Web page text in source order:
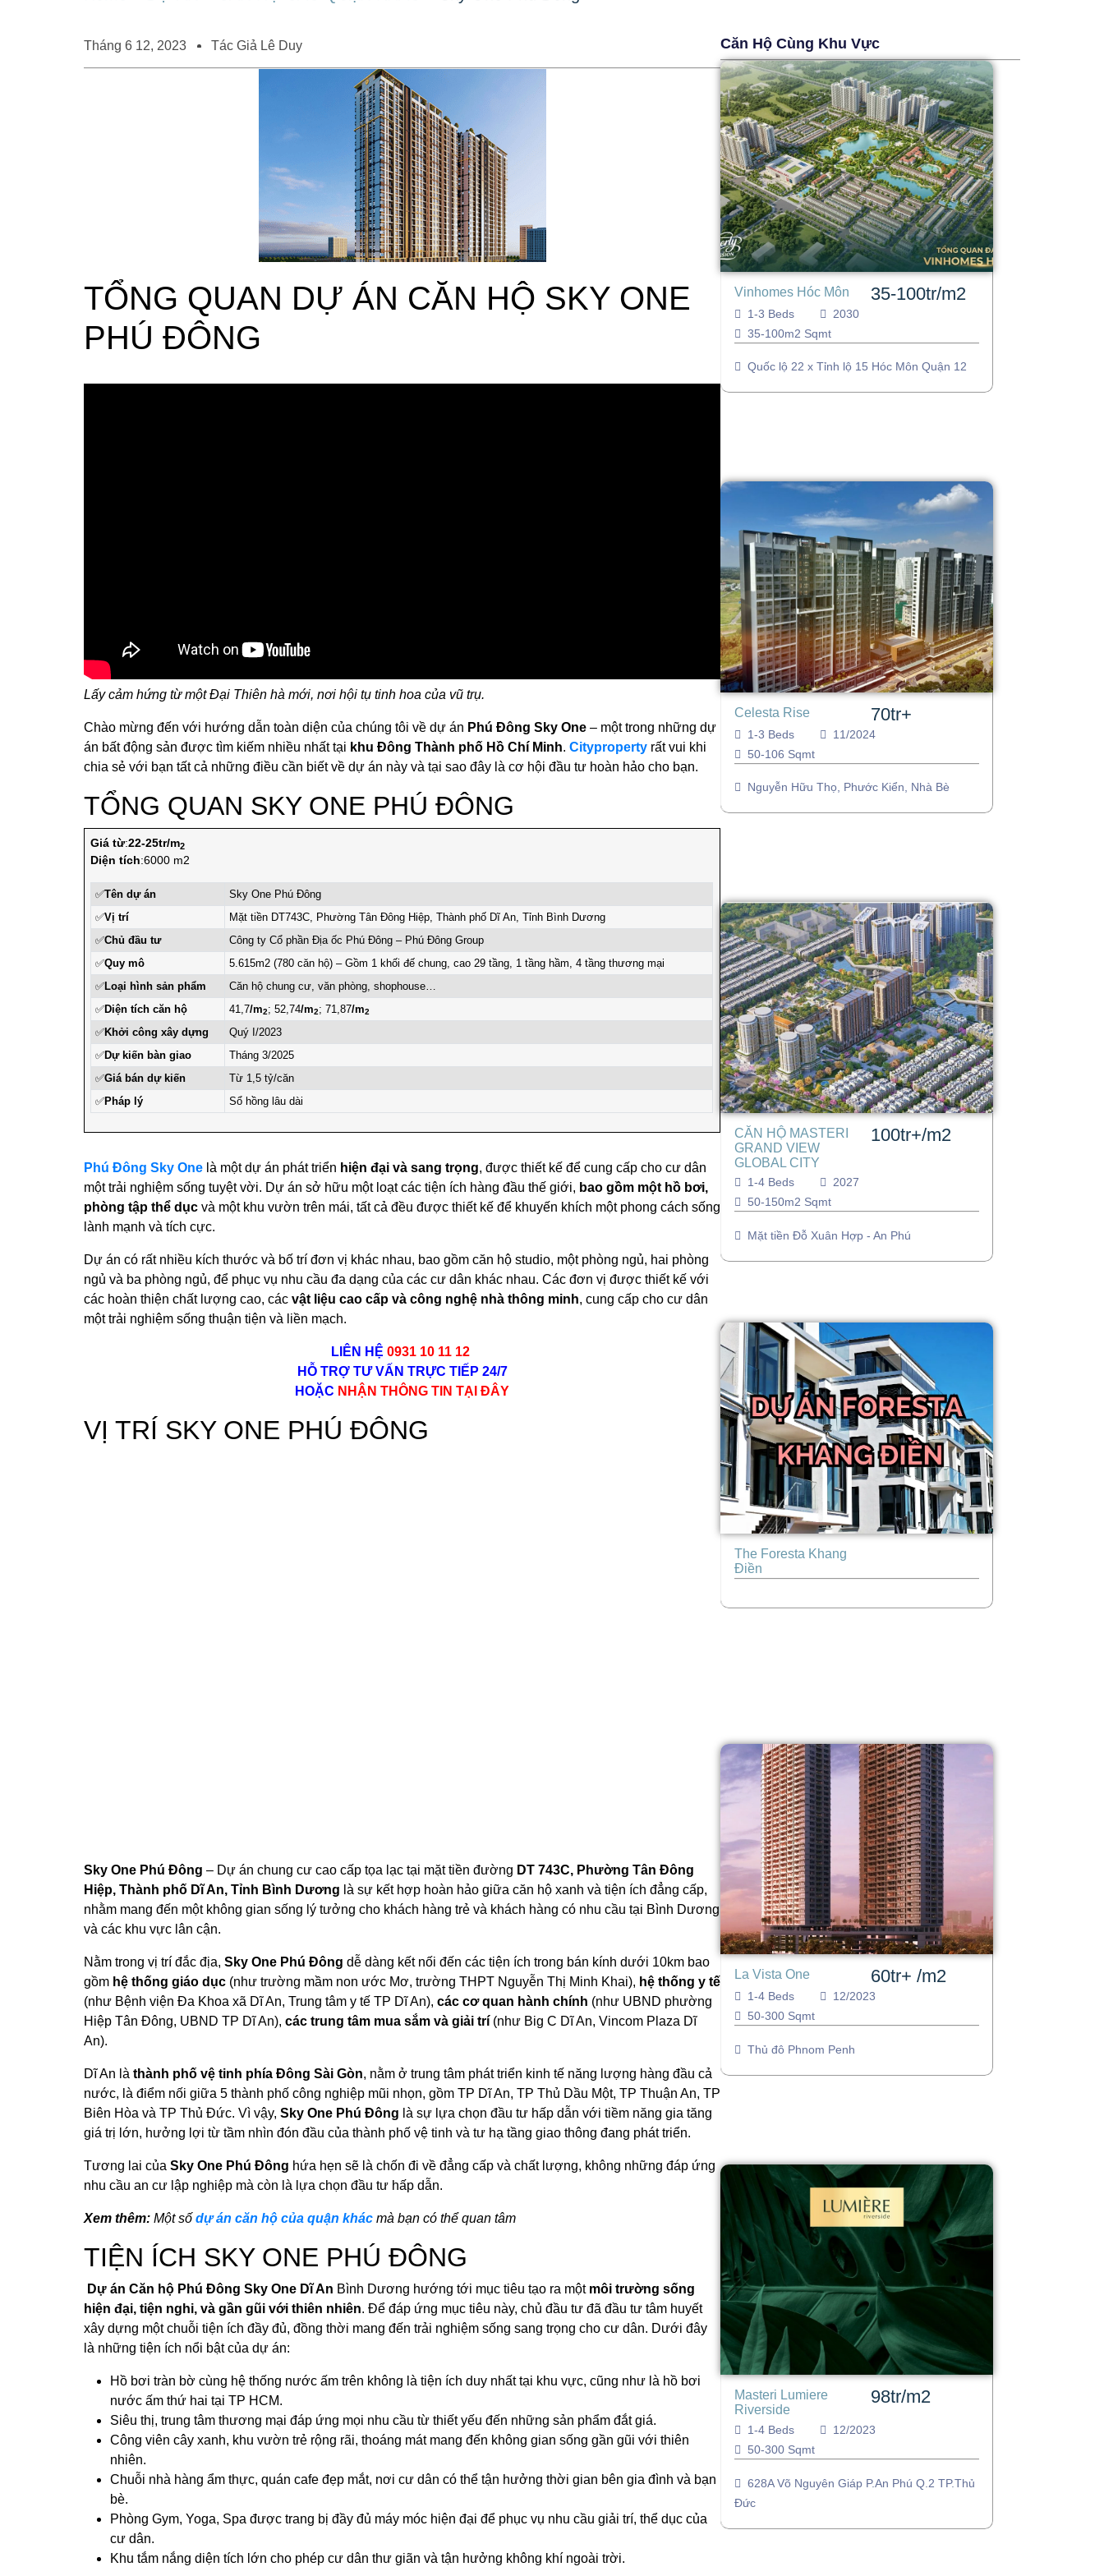
Tháng 6 12, 2023 Tác Giả Lê Duy
TỔNG QUAN DỰ ÁN CĂN HỘ SKY ONE
PHÚ ĐÔNG
Lấy cảm hứng từ một Đại Thiên hà mới, nơi hội tụ tinh hoa của vũ trụ.
Chào mừng đến với hướng dẫn toàn diện của chúng tôi về dự án Phú Đông Sky One – một trong những dự
án bất động sản được tìm kiếm nhiều nhất tại khu Đông Thành phố Hồ Chí Minh. Cityproperty rất vui khi
chia sẻ với bạn tất cả những điều cần biết về dự án này và tại sao đây là cơ hội đầu tư hoàn hảo cho bạn.
TỔNG QUAN SKY ONE PHÚ ĐÔNG
Giá từ:22-25tr/m2
Diện tích:6000 m2
✅Tên dự án
Sky One Phú Đông
✅Vị trí
Mặt tiền DT743C, Phường Tân Đông Hiệp, Thành phố Dĩ An, Tỉnh Bình Dương
✅Chủ đầu tư
Công ty Cổ phần Địa ốc Phú Đông – Phú Đông Group
✅Quy mô
5.615m2 (780 căn hộ) – Gồm 1 khối đế chung, cao 29 tầng, 1 tầng hầm, 4 tầng thương mại
✅Loại hình sản phẩm
Căn hộ chung cư, văn phòng, shophouse…
✅Diện tích căn hộ 41,7/m2; 52,74/m2; 71,87/m2
✅Khởi công xây dựng
Quý I/2023
✅Dự kiến bàn giao
Tháng 3/2025
✅Giá bán dự kiến
Từ 1,5 tỷ/căn
✅Pháp lý Sổ hồng lâu dài
Phú Đông Sky One là một dự án phát triển hiện đại và sang trọng, được thiết kế để cung cấp cho cư dân
một trải nghiệm sống tuyệt vời. Dự án sở hữu một loạt các tiện ích hàng đầu thế giới, bao gồm một hồ bơi,
phòng tập thể dục và một khu vườn trên mái, tất cả đều được thiết kế để khuyến khích một phong cách sống
lành mạnh và tích cực.
Dự án có rất nhiều kích thước và bố trí đơn vị khác nhau, bao gồm căn hộ studio, một phòng ngủ, hai phòng
ngủ và ba phòng ngủ, để phục vụ nhu cầu đa dạng của các cư dân khác nhau. Các đơn vị được thiết kế với
các hoàn thiện chất lượng cao, các vật liệu cao cấp và công nghệ nhà thông minh, cung cấp cho cư dân
một trải nghiệm sống thuận tiện và liền mạch.
LIÊN HỆ 0931 10 11 12
HỖ TRỢ TƯ VẤN TRỰC TIẾP 24/7
HOẶC NHẬN THÔNG TIN TẠI ĐÂY
VỊ TRÍ SKY ONE PHÚ ĐÔNG
Sky One Phú Đông – Dự án chung cư cao cấp tọa lạc tại mặt tiền đường DT 743C, Phường Tân Đông
Hiệp, Thành phố Dĩ An, Tỉnh Bình Dương là sự kết hợp hoàn hảo giữa căn hộ xanh và tiện ích đẳng cấp,
nhằm mang đến một không gian sống lý tưởng cho khách hàng trẻ và khách hàng có nhu cầu tại Bình Dương
và các khu vực lân cận.
Nằm trong vị trí đắc địa, Sky One Phú Đông dễ dàng kết nối đến các tiện ích trong bán kính dưới 10km bao
gồm hệ thống giáo dục (như trường mầm non ước Mơ, trường THPT Nguyễn Thị Minh Khai), hệ thống y tế
(như Bệnh viện Đa Khoa xã Dĩ An, Trung tâm y tế TP Dĩ An), các cơ quan hành chính (như UBND phường
Hiệp Tân Đông, UBND TP Dĩ An), các trung tâm mua sắm và giải trí (như Big C Dĩ An, Vincom Plaza Dĩ
An).
Dĩ An là thành phố vệ tinh phía Đông Sài Gòn, nằm ở trung tâm phát triển kinh tế năng lượng hàng đầu cả
nước, là điểm nối giữa 5 thành phố công nghiệp mũi nhọn, gồm TP Dĩ An, TP Thủ Dầu Một, TP Thuận An, TP
Biên Hòa và TP Thủ Đức. Vì vậy, Sky One Phú Đông là sự lựa chọn đầu tư hấp dẫn với tiềm năng gia tăng
giá trị lớn, hưởng lợi từ tầm nhìn đón đầu của thành phố vệ tinh và tư hạ tầng giao thông đang phát triển.
Tương lai của Sky One Phú Đông hứa hẹn sẽ là chốn đi về đẳng cấp và chất lượng, không những đáp ứng
nhu cầu an cư lập nghiệp mà còn là lựa chọn đầu tư hấp dẫn.
Xem thêm: Một số dự án căn hộ của quận khác mà bạn có thể quan tâm
TIỆN ÍCH SKY ONE PHÚ ĐÔNG​
Dự án Căn hộ Phú Đông Sky One Dĩ An Bình Dương hướng tới mục tiêu tạo ra một môi trường sống
hiện đại, tiện nghi, và gần gũi với thiên nhiên. Để đáp ứng mục tiêu này, chủ đầu tư đã đầu tư tâm huyết
xây dựng một chuỗi tiện ích đầy đủ, đồng thời mang đến trải nghiệm sống sang trọng cho cư dân. Dưới đây
là những tiện ích nổi bật của dự án:
Hồ bơi tràn bờ cùng hệ thống nước ấm trên không là tiện ích duy nhất tại khu vực, cũng như là hồ bơi
nước ấm thứ hai tại TP HCM.
Siêu thị, trung tâm thương mại đáp ứng mọi nhu cầu từ thiết yếu đến những sản phẩm đắt giá.
Công viên cây xanh, khu vườn trẻ rộng rãi, thoáng mát mang đến không gian sống gần gũi với thiên
nhiên.
Chuỗi nhà hàng ẩm thực, quán cafe đẹp mắt, nơi cư dân có thể tận hưởng thời gian bên gia đình và bạn
bè.
Phòng Gym, Yoga, Spa được trang bị đầy đủ máy móc hiện đại để phục vụ nhu cầu giải trí, thể dục của
cư dân.
Khu tắm nắng diện tích lớn cho phép cư dân thư giãn và tận hưởng không khí ngoài trời.
Căn Hộ Cùng Khu Vực
Vinhomes Hóc Môn 35-100tr/m2
1-3 Beds
2030
35-100m2 Sqmt
Quốc lộ 22 x Tỉnh lộ 15 Hóc Môn Quận 12
Celesta Rise 70tr+
1-3 Beds
11/2024
50-106 Sqmt
Nguyễn Hữu Thọ, Phước Kiển, Nhà Bè
CĂN HỘ MASTERI
GRAND VIEW
GLOBAL CITY
100tr+/m2
1-4 Beds
2027
50-150m2 Sqmt
Mặt tiền Đỗ Xuân Hợp - An Phú
The Foresta Khang
Điền
La Vista One 60tr+ /m2
1-4 Beds
12/2023
50-300 Sqmt
Thủ đô Phnom Penh
Masteri Lumiere
Riverside
98tr/m2
1-4 Beds
12/2023
50-300 Sqmt
628A Võ Nguyên Giáp P.An Phú Q.2 TP.Thủ
Đức